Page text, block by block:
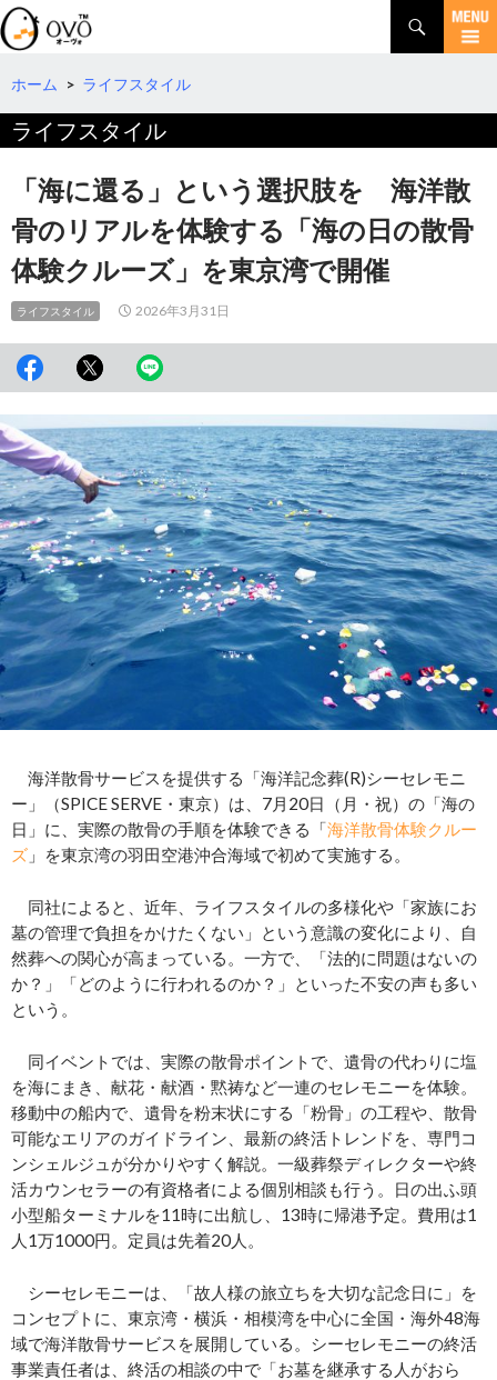
検
索
コ
テ
ツ
へ
ホーム > ライフスタイル
ライフスタイル
「海に還る」という選択肢を 海洋散
骨のリアルを体験する「海の日の散骨
体験クルーズ」を東京湾で開催
ライフスタイル 2026年3月31日
海洋散骨サービスを提供する「海洋記念葬(R)シーセレモニ
ー」（SPICE SERVE・東京）は、7月20日（月・祝）の「海の
日」に、実際の散骨の手順を体験できる「海洋散骨体験クルー
ズ 」を東京湾の羽田空港沖合海域で初めて実施する。
同社によると、近年、ライフスタイルの多様化や「家族にお
墓の管理で負担をかけたくない」という意識の変化により、自
然葬への関心が高まっている。一方で、「法的に問題はないの
か？」「どのように行われるのか？」といった不安の声も多い
という。
同イベントでは、実際の散骨ポイントで、遺骨の代わりに塩
を海にまき、献花・献酒・黙祷など一連のセレモニーを体験。
移動中の船内で、遺骨を粉末状にする「粉骨」の工程や、散骨
可能なエリアのガイドライン、最新の終活トレンドを、専門コ
ンシェルジュが分かりやすく解説。一級葬祭ディレクターや終
活カウンセラーの有資格者による個別相談も行う。日の出ふ頭
小型船ターミナルを11時に出航し、13時に帰港予定。費用は1
人1万1000円。定員は先着20人。
シーセレモニーは、「故人様の旅立ちを大切な記念日に」を
コンセプトに、東京湾・横浜・相模湾を中心に全国・海外48海
域で海洋散骨サービスを展開している。シーセレモニーの終活
事業責任者は、終活の相談の中で「お墓を継承する人がおら